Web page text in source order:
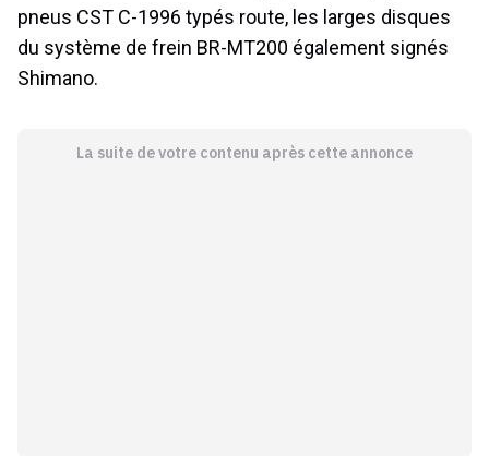
pneus CST C-1996 typés route, les larges disques
du système de frein BR-MT200 également signés
Shimano.
La suite de votre contenu après cette annonce